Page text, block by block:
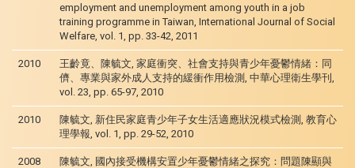
employment and unemployment among youth in a job
training programme in Taiwan, International Journal of Social
Welfare, vol. 1, pp. 33-42, 2011
2010
王齡竟、陳毓文, 家庭衝突、社會支持與青少年憂鬱情緒：同
儕、專業與家外成人支持的緩衝作用檢測, 中華心理衛生學刊,
vol. 23, pp. 65-97, 2010
2010
陳毓文, 新住民家庭青少年子女生活適應狀況模式檢測, 教育心
理學報, vol. 1, pp. 29-52, 2010
2008
陳毓文, 國內接受機構安置少年憂鬱情緒之探究：問題陳顯與